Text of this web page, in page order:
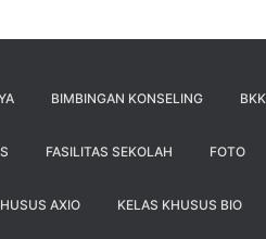
BIMBINGAN KONSELING
FASILITAS SEKOLAH FOTO
AXIO KELAS KHUSUS BIO